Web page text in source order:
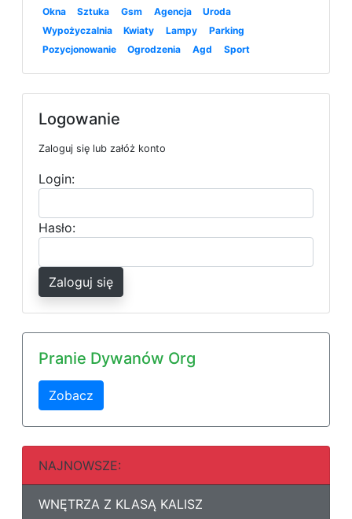
Okna
Sztuka Gsm Agencja
Uroda
Wypożyczalnia
Kwiaty Lampy
Parking
Pozycjonowanie
Ogrodzenia Agd Sport
Logowanie
Zaloguj się lub załóż konto
Login:
Hasło:
Zaloguj się
Pranie Dywanów Org
Zobacz
NAJNOWSZE:
WNĘTRZA Z KLASĄ KALISZ